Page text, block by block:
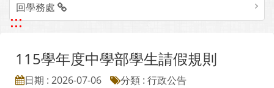
回學務處
:::
115學年度中學部學生請假規則
日期 : 2026-07-06
分類 : 行政公告